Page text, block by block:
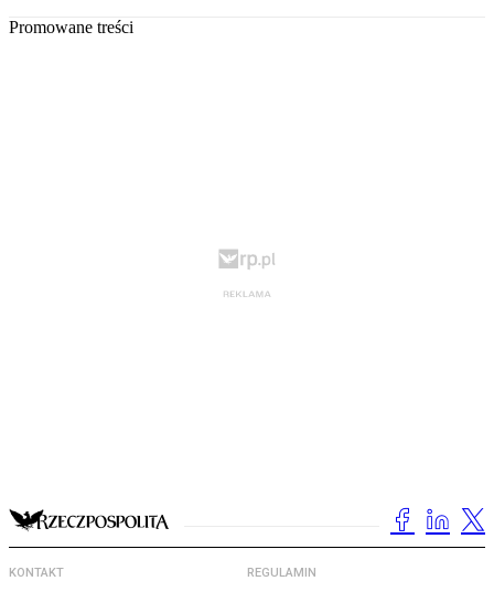
Promowane treści
KONTAKT REGULAMIN